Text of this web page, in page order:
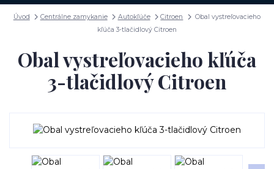
Úvod Centrálne zamykanie Autokľúče Citroen
Obal vystreľovacieho
kľúča 3-tlačidlový Citroen
Obal vystreľovacieho kľúča
3-tlačidlový Citroen